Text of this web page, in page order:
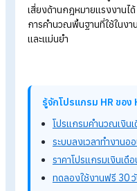
คำนวณ
หน้าที่หลักของ HR คือดู
แม้งาน HR จะดูเป็นงา
คำนวณต่าง ๆ ก็ถือเป็น
ส่งผลทั้งต่อสิทธิของลูก
เสี่ยงด้านกฎหมายแรง